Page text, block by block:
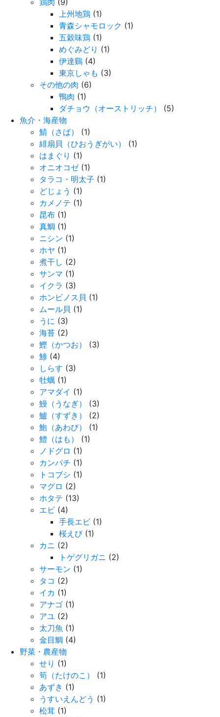
鶏肉 (9)
上州地鶏 (1)
青森シャモロック (1)
五穀味鶏 (1)
めぐみどり (1)
伊達鷄 (4)
東京しゃも (3)
その他の肉 (6)
鴨肉 (1)
ダチョウ（オーストリッチ）
(5)
魚介・海産物
鯖（さば）
(1)
緋扇貝（ひおうぎがい）
(1)
はまぐり (1)
オニオコゼ(1)
タラコ・明太子 (1)
どじょう (1)
カメノテ (1)
昆布 (1)
真鯛 (1)
ニシン (1)
ホヤ (1)
煮干し (2)
サンマ (1)
イクラ (3)
ホンビノス貝 (1)
ムール貝 (1)
うに (3)
海苔 (2)
鰹（かつお）
(3)
鯵 (4)
しらす (3)
牡蠣 (1)
アマダイ (1)
鰻（うなぎ）
(3)
鱸（すずき）
(2)
鮑（あわび）
(1)
鱧（はも）
(1)
ノドグロ (1)
カンパチ (1)
トコブシ (1)
マグロ (2)
ホタテ (13)
エビ (4)
手長エビ (1)
桜えび(1)
カニ (2)
トゲグリガニ (2)
サーモン (1)
タコ (2)
イカ (1)
アナゴ (1)
アユ (2)
太刀魚 (1)
金目鯛 (4)
野菜・農産物
せり (1)
筍（たけのこ）
(1)
あずき (1)
うすいえんどう (1)
松茸 (1)